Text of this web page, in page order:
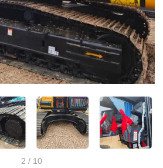
2 / 10